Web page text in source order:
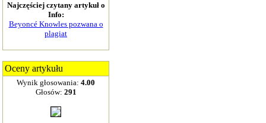
Najczęściej czytany artykuł o
Info:
Beyoncé Knowles pozwana o
plagiat
Oceny artykułu
Wynik głosowania: 4.00
Głosów: 291